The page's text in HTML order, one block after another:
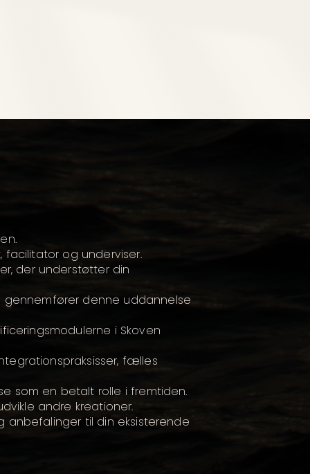
facilitator og underviser.
der understøtter din
denne uddannelse
i Skoven
fælles
som en betalt rolle i fremtiden.
andre kreationer.
til din eksisterende